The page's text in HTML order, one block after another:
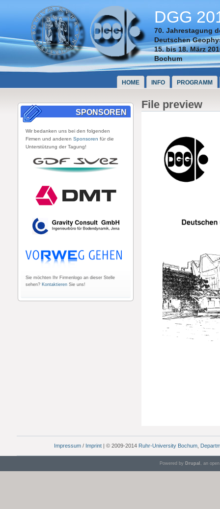
DGG
70. Jahrestagung
Deutschen
15. bis 18. März
Bochum
HOME INFO PROGRAMM
SPONSOREN
Wir bedanken uns bei den folgenden
Firmen und anderen Sponsoren für die
Unterstützung der Tagung!
Sie möchten Ihr Firmenlogo an dieser Stelle
sehen? Kontaktieren Sie uns!
File preview
Impressum/ Imprint| © 2009-2014 Ruhr-University Bochum,
Powered by Drupal , an